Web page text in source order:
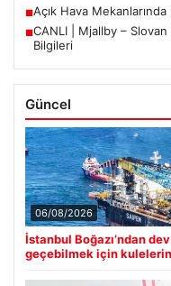
■Açık Hava
■CANLI | Mjallby – Slovan
Bilgileri
Güncel
06/08/2026
İstanbul Boğazı’ndan
geçebilmek için